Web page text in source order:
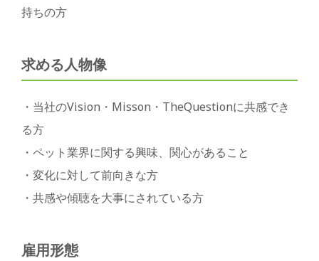
持ちの方
求める人物像
・当社のVision・Misson・TheQuestionに共感でき
る方
・ペット業界に関する興味、関心があること
・変化に対して前向きな方
・共感や傾聴を大事にされている方
雇用形態